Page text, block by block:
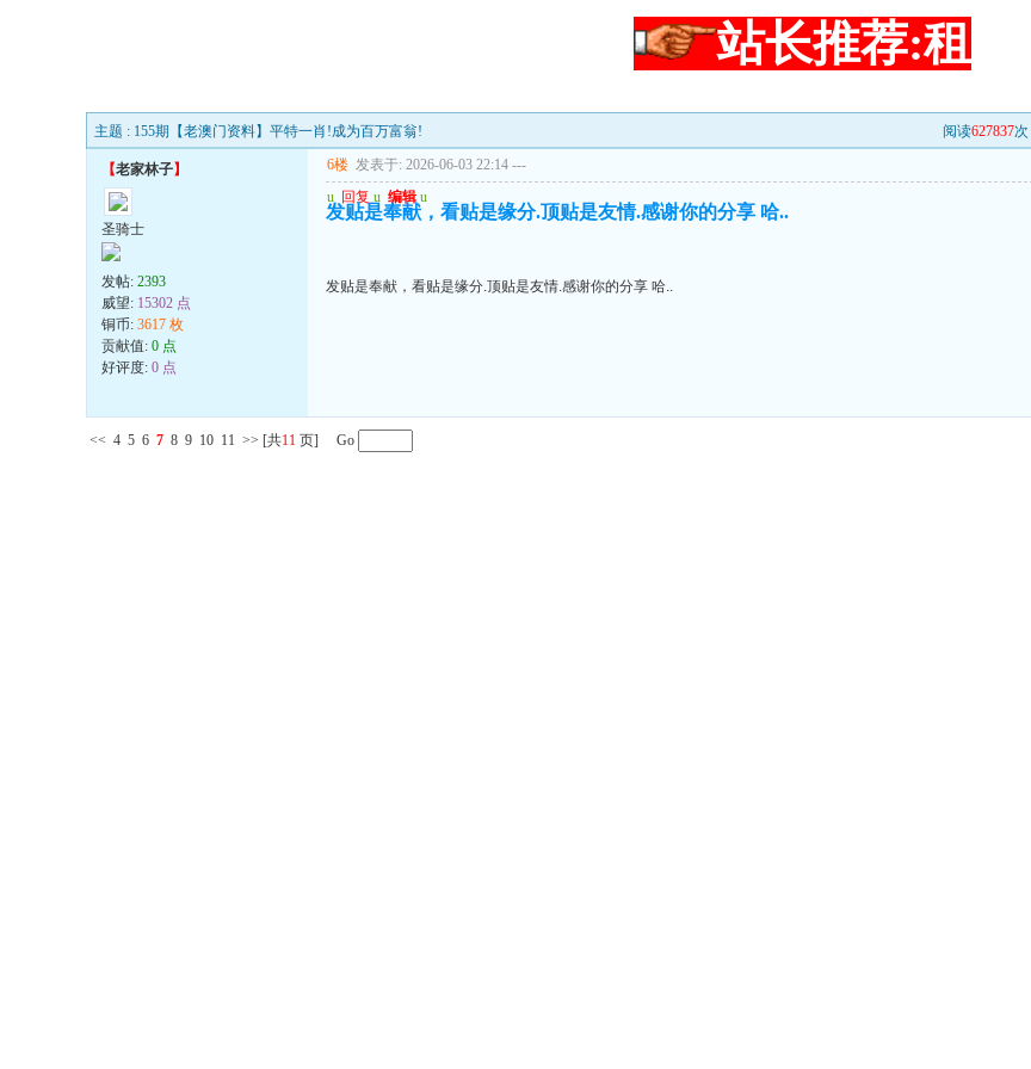
站长推荐:租
主题 : 155期【老澳门资料】平特一肖!成为百万富翁! 阅读627837次 |
【老家林子】
圣骑士
发帖: 2393
威望: 15302 点
铜币: 3617 枚
贡献值: 0 点
好评度: 0 点
6楼 发表于: 2026-06-03 22:14 ---
u 回复 u 编辑 u
发贴是奉献，看贴是缘分.顶贴是友情.感谢你的分享 哈..
发贴是奉献，看贴是缘分.顶贴是友情.感谢你的分享 哈..
<< 4 5 6 7 8 9 10 11 >> [共11 页] Go